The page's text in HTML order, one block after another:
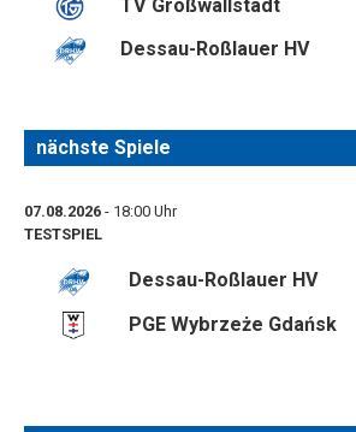
TV Großwallstadt
Dessau-Roßlauer HV
nächste Spiele
07.08.2026 - 18:00 Uhr
TESTSPIEL
Dessau-Roßlauer HV
PGE Wybrzeże Gdańsk